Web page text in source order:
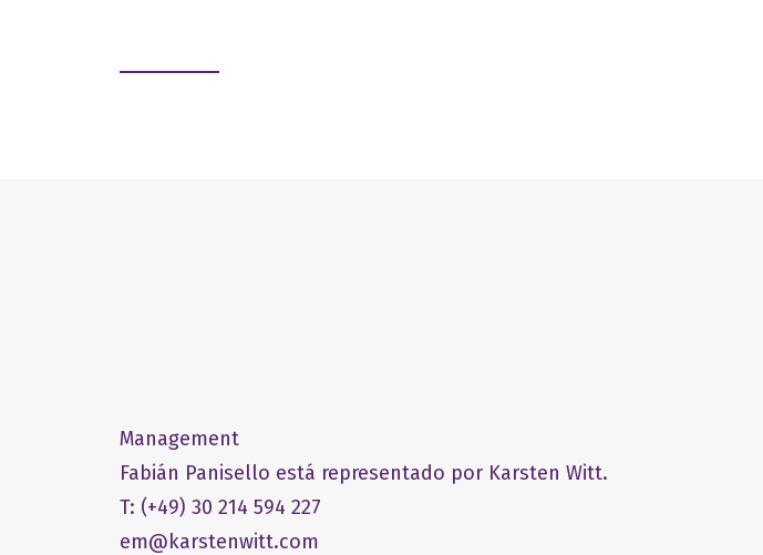
Management
Fabián Panisello está representado por Karsten Witt.
T: (+49) 30 214 594 227
em@karstenwitt.com